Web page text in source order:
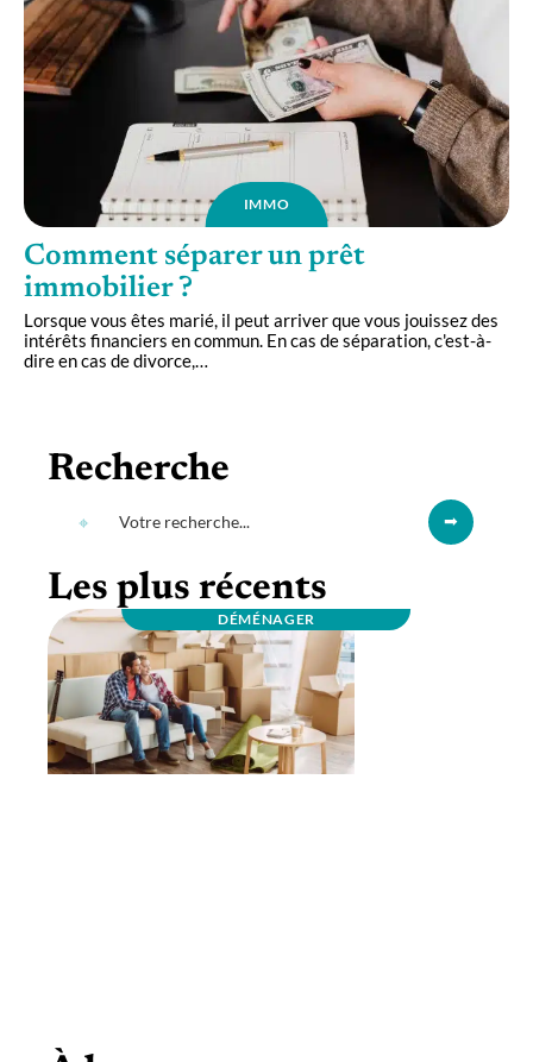
IMMO
Comment séparer un prêt
immobilier ?
Lorsque vous êtes marié, il peut arriver que vous jouissez des
intérêts financiers en commun. En cas de séparation, c'est-à-
dire en cas de divorce,…
Recherche
Les plus récents
DÉMÉNAGER